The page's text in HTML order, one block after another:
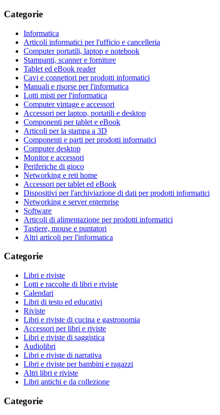
Categorie
Informatica
Articoli informatici per l'ufficio e cancelleria
Computer portatili, laptop e notebook
Stampanti, scanner e forniture
Tablet ed eBook reader
Cavi e connettori per prodotti informatici
Manuali e risorse per l'informatica
Lotti misti per l'informatica
Computer vintage e accessori
Accessori per laptop, portatili e desktop
Componenti per tablet e eBook
Articoli per la stampa a 3D
Componenti e parti per prodotti informatici
Computer desktop
Monitor e accessori
Periferiche di gioco
Networking e reti home
Accessori per tablet ed eBook
Dispositivi per l'archiviazione di dati per prodotti informatici
Networking e server enterprise
Software
Articoli di alimentazione per prodotti informatici
Tastiere, mouse e puntatori
Altri articoli per l'informatica
Categorie
Libri e riviste
Lotti e raccolte di libri e riviste
Calendari
Libri di testo ed educativi
Riviste
Libri e riviste di cucina e gastronomia
Accessori per libri e riviste
Libri e riviste di saggistica
Audiolibri
Libri e riviste di narrativa
Libri e riviste per bambini e ragazzi
Altri libri e riviste
Libri antichi e da collezione
Categorie